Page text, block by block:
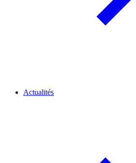
Actualités